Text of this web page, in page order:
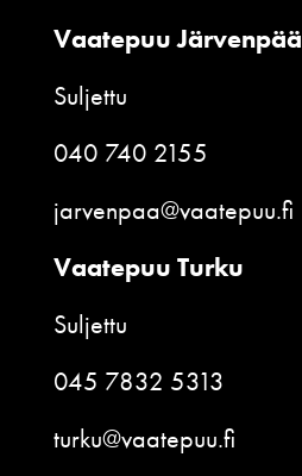
Vaatepuu Järvenpää
Suljettu
040 740 2155
jarvenpaa@vaatepuu.fi
Vaatepuu Turku
Suljettu
045 7832 5313
turku@vaatepuu.fi